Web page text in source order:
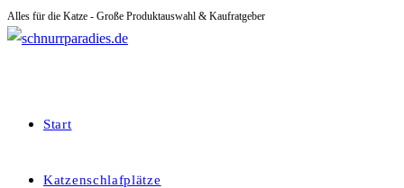
Zum
Inhalt
Alles für die Katze - Große Produktauswahl & Kaufratgeber
Start
Katzenschlafplätze